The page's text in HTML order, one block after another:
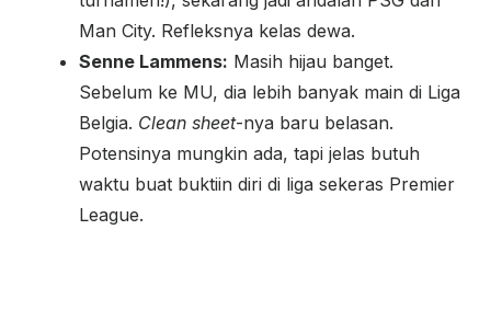
Man City. Refleksnya kelas dewa.
Senne Lammens: Masih hijau banget.
Sebelum ke MU, dia lebih banyak main di Liga
Belgia. Clean sheet-nya baru belasan.
Potensinya mungkin ada, tapi jelas butuh
waktu buat buktiin diri di liga sekeras Premier
League.